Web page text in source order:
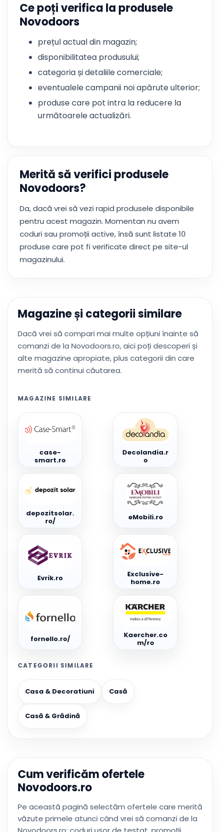
Ce poți verifica la produsele
Novodoors
prețul actual din magazin;
disponibilitatea produsului;
categoria și detaliile comerciale;
eventualele campanii noi apărute ulterior;
produse care pot intra la reducere la
următoarele actualizări.
Merită să verifici produsele
Novodoors?
Da, dacă vrei să vezi rapid produsele disponibile
pentru acest magazin. Momentan nu avem
coduri sau promoții active, însă sunt listate 10
produse care pot fi verificate direct pe site-ul
magazinului.
Magazine și categorii similare
Dacă vrei să compari mai multe opțiuni înainte să
comanzi de la Novodoors.ro, aici poți descoperi și
alte magazine apropiate, plus categorii din care
merită să continui căutarea.
MAGAZINE SIMILARE
case-
smart.ro
Decolandia.r
o
depozitsolar.
ro/
eMobili.ro
Evrik.ro
Exclusive-
home.ro
fornello.ro/
Kaercher.co
m/ro
CATEGORII SIMILARE
Casa & Decoratiuni Casă
Casă & Grădină
Cum verificăm ofertele
Novodoors.ro
Pe această pagină selectăm ofertele care merită
văzute primele atunci când vrei să comanzi de la